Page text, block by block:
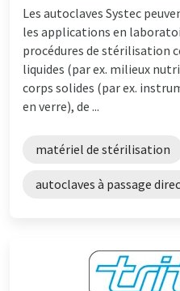
Les autoclaves Systec
les applications en
procédures de stérilisation
liquides (par ex. milieux
corps solides (par ex.
en verre), de ...
matériel de stérilisation
autoclaves à passage